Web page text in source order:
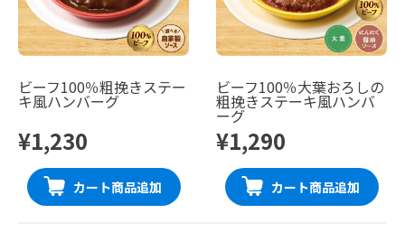
ビーフ100％粗挽きステー
キ風ハンバーグ
¥1,230
カート商品追加
ビーフ100％大葉おろしの
粗挽きステーキ風ハンバ
ーグ
¥1,290
カート商品追加